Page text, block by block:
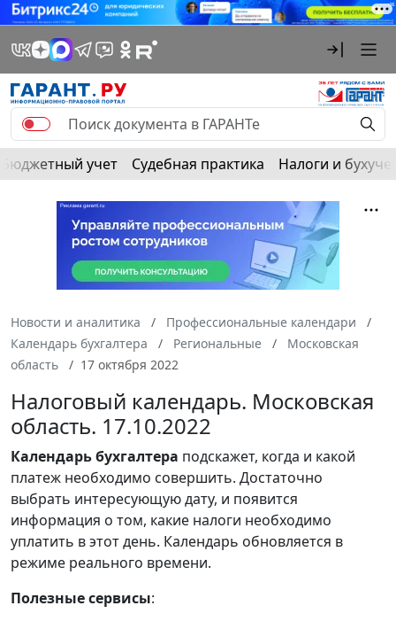
Бюджетный учет Судебная практика Налоги и
Новости и аналитика
Профессиональные календари
Календарь бухгалтера
Региональные
Московская
область
17 октября 2022
Налоговый календарь. Московская
область. 17.10.2022
Календарьбухгалтера подскажет, когда и какой
платеж необходимо совершить. Достаточно
выбрать интересующую дату, и появится
информация о том, какие налоги необходимо
уплатить в этот день. Календарь обновляется в
режиме реального времени.
Полезные сервисы: